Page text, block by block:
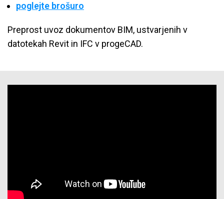
poglejte brošuro
Preprost uvoz dokumentov BIM, ustvarjenih v
datotekah Revit in IFC v progeCAD.